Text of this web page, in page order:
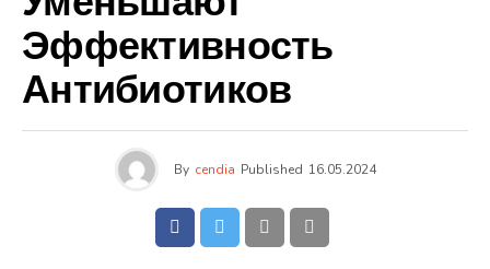
Эффективность
Антибиотиков
By cendia Published 16.05.2024